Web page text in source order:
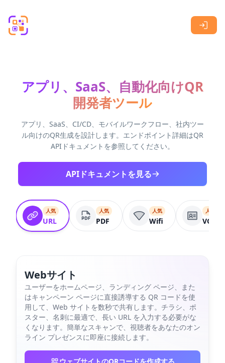
アプリ、SaaS、自動化向けQR
開発者ツール
アプリ、SaaS、CI/CD、モバイルワークフロー、社内ツー
ル向けのQR生成を設計します。エンドポイント詳細はQR
APIドキュメントを参照してください。
APIドキュメントを見る
人気
URL
人気
PDF
人気
Wifi
人気
VCard
Webサイト
ユーザーをホームページ、ランディング ページ、また
はキャンペーン ページに直接誘導する QR コードを使
用して、Web サイトを数秒で共有します。チラシ、ポ
スター、名刺に最適で、長い URL を入力する必要がな
くなります。簡単なスキャンで、視聴者をあなたのオン
ライン プレゼンスに即座に接続します。